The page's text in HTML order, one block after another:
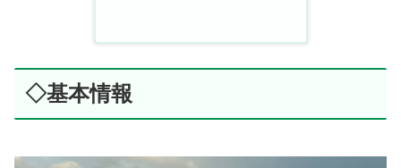
◇基本情報